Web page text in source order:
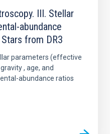
III. Stellar
abundance
from DR3
parameters (effective
, age, and
abundance ratios